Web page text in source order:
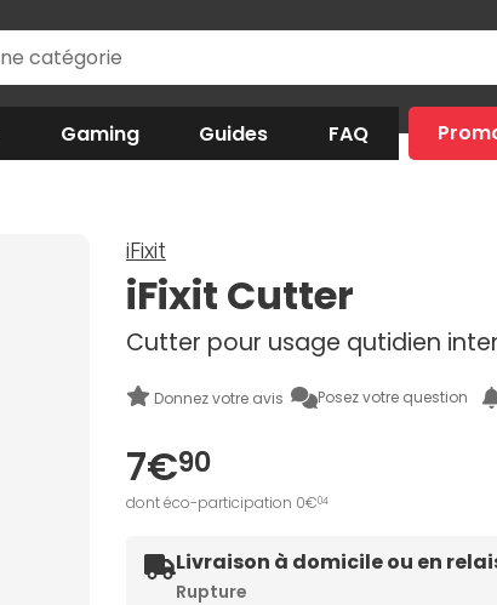
Gaming Guides FAQ
iFixit
iFixit Cutter
Cutter pour usage qutidien
Donnez votre avis Posez votre question
7€90
dont éco-participation 0€04
Livraison à domicile ou en
Rupture